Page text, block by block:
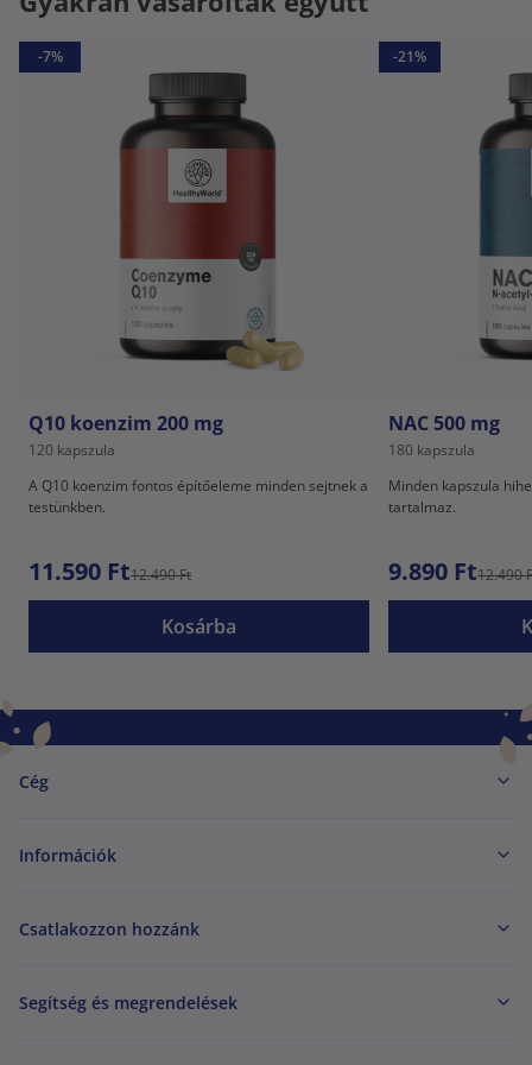
-7%
Q10 koenzim 200 mg
120 kapszula
A Q10 koenzim fontos építőeleme minden sejtnek a
testünkben.
11.590 Ft12.490 Ft
Kosárba
-21%
NAC 500 mg
180 kapszula
Minden kapszula
tartalmaz.
9.890 Ft12.490
Cég
Információk
Csatlakozzon hozzánk
Segítség és megrendelések